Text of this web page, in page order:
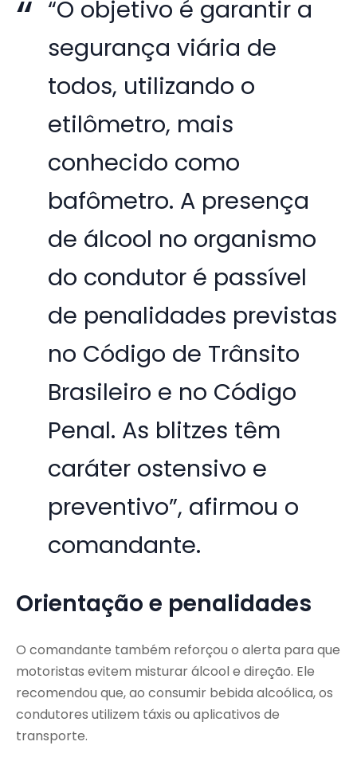
“O objetivo é garantir a
segurança viária de
todos, utilizando o
etilômetro, mais
conhecido como
bafômetro. A presença
de álcool no organismo
do condutor é passível
de penalidades previstas
no Código de Trânsito
Brasileiro e no Código
Penal. As blitzes têm
caráter ostensivo e
preventivo”, afirmou o
comandante.
Orientação e penalidades
O comandante também reforçou o alerta para que
motoristas evitem misturar álcool e direção. Ele
recomendou que, ao consumir bebida alcoólica, os
condutores utilizem táxis ou aplicativos de
transporte.